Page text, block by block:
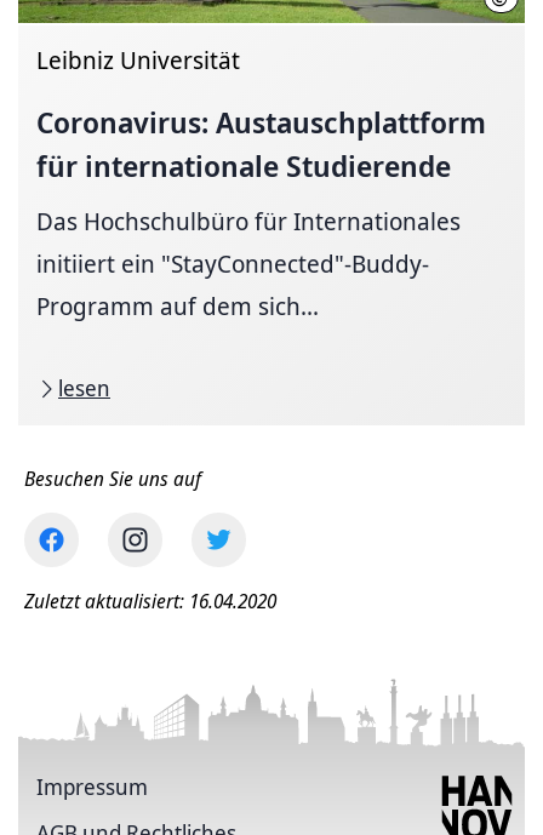
Leibniz Universität
Coronavirus: Austausch­plattform
für internationale Studierende
Das Hochschulbüro für Internationales
initiiert ein "StayConnected"-Buddy-
Programm auf dem sich...
lesen
Besuchen Sie uns auf
Zuletzt aktualisiert: 16.04.2020
Impressum